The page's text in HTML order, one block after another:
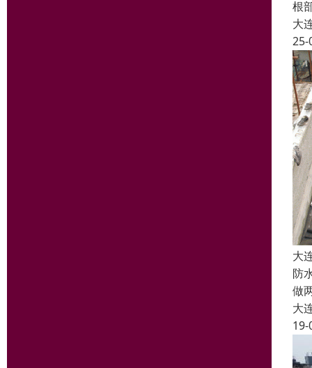
根
大
25-
大
防
做
大
19-